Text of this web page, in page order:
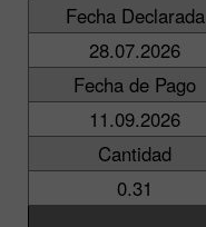
Fecha Declarada
28.07.2026
Fecha de Pago
11.09.2026
Cantidad
0.31